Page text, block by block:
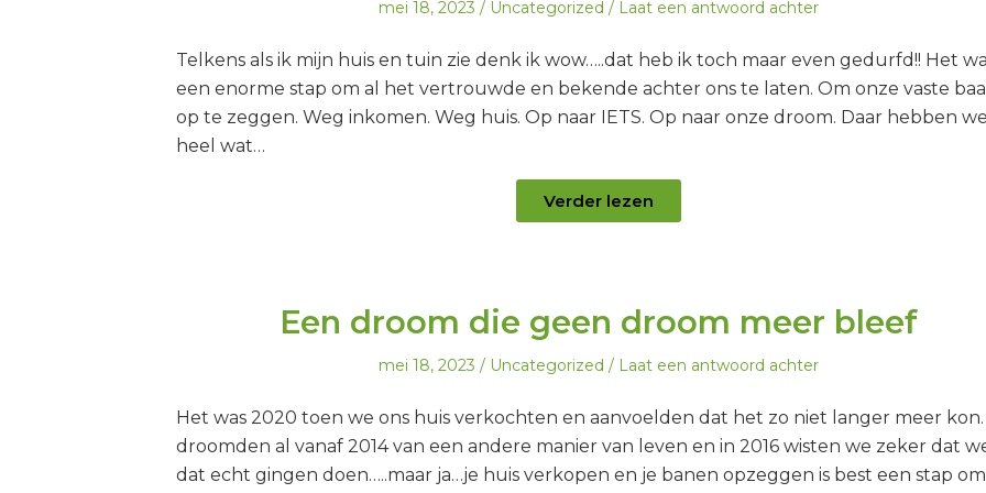
Geplaatst
mei 18, 2023
Geplaatst
Uncategorized Laat een antwoord achter
Telkens als ik mijn huis en tuin zie denk ik wow…..dat heb ik toch maar even gedurfd!! Het
een enorme stap om al het vertrouwde en bekende achter ons te laten. Om onze vaste
op te zeggen. Weg inkomen. Weg huis. Op naar IETS. Op naar onze droom. Daar hebben we
heel wat…
Verder lezen
Een droom die geen droom meer bleef
Geplaatst
mei 18, 2023
Geplaatst
Uncategorized Laat een antwoord achter
Het was 2020 toen we ons huis verkochten en aanvoelden dat het zo niet langer meer kon.
droomden al vanaf 2014 van een andere manier van leven en in 2016 wisten we zeker dat
dat echt gingen doen…..maar ja…je huis verkopen en je banen opzeggen is best een stap